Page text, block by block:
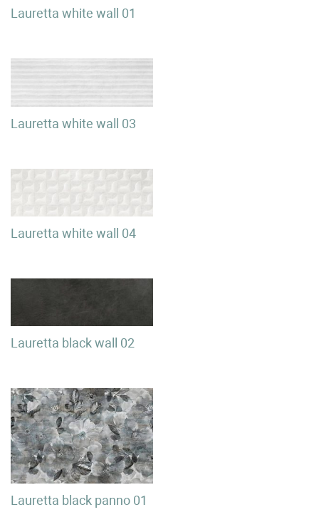
Lauretta white wall 01
Lauretta white wall 03
Lauretta white wall 04
Lauretta black wall 02
Lauretta black panno 01